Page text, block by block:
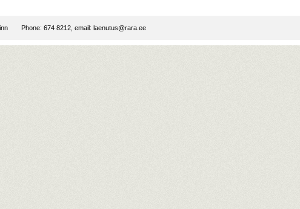
Phone: 674 8212, email: laenutus@rara.ee